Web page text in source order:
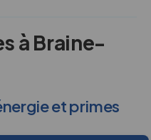
à Braine-
et primes